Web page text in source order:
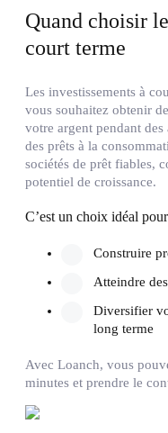
Quand choisir
court terme
Les investissements à
vous souhaitez obtenir
votre argent pendant
des prêts à la
sociétés de prêt fiables,
potentiel de croissance.
C’est un choix idéal
Construire
Atteindre
Diversifier
long terme
Avec Loanch, vous
minutes et prendre le